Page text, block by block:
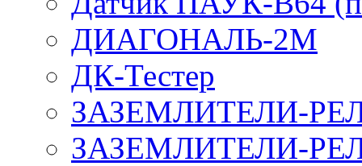
ДИАГОНАЛЬ-2М
ДК-Тестер
ЗАЗЕМЛИТЕЛИ-
ЗАЗЕМЛИТЕЛИ-